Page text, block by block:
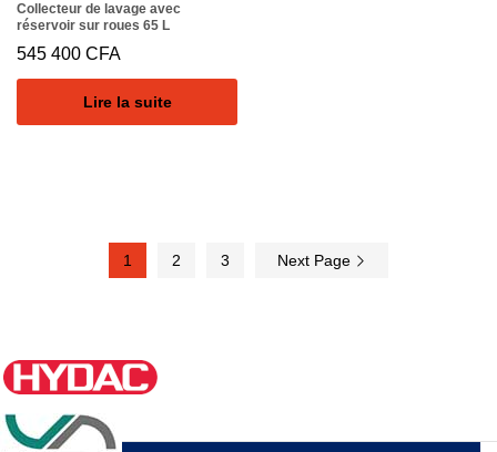
Collecteur de lavage avec
réservoir sur roues 65 L
545 400 CFA
Lire la suite
1 2 3 Next Page